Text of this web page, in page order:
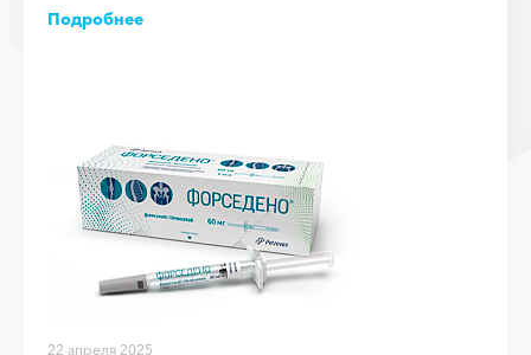
Подробнее
22 апреля 2025